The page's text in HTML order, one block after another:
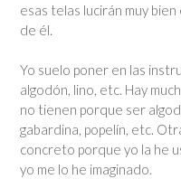
esas telas lucirán muy
de él.
Yo suelo poner en las
algodón, lino, etc. Hay
no tienen porque ser
gabardina, popelín, etc.
concreto porque yo la he
yo me lo he imaginado.